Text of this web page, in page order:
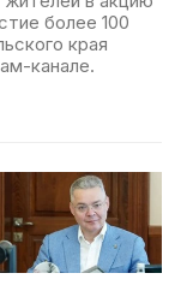
более 100
края
канале.